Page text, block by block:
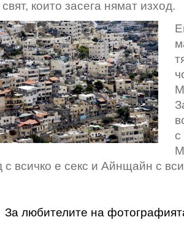
които засега нямат изход.
с всичко е секс и Айнщайн с
За любителите на